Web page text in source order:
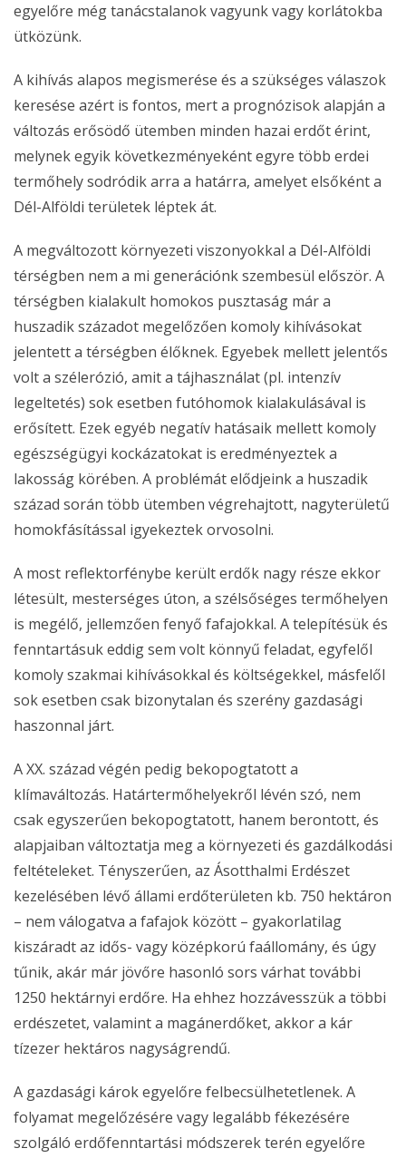
egyelőre még tanácstalanok vagyunk vagy korlátokba
ütközünk.
A kihívás alapos megismerése és a szükséges válaszok
keresése azért is fontos, mert a prognózisok alapján a
változás erősödő ütemben minden hazai erdőt érint,
melynek egyik következményeként egyre több erdei
termőhely sodródik arra a határra, amelyet elsőként a
Dél-Alföldi területek léptek át.
A megváltozott környezeti viszonyokkal a Dél-Alföldi
térségben nem a mi generációnk szembesül először. A
térségben kialakult homokos pusztaság már a
huszadik századot megelőzően komoly kihívásokat
jelentett a térségben élőknek. Egyebek mellett jelentős
volt a szélerózió, amit a tájhasználat (pl. intenzív
legeltetés) sok esetben futóhomok kialakulásával is
erősített. Ezek egyéb negatív hatásaik mellett komoly
egészségügyi kockázatokat is eredményeztek a
lakosság körében. A problémát elődjeink a huszadik
század során több ütemben végrehajtott, nagyterületű
homokfásítással igyekeztek orvosolni.
A most reflektorfénybe került erdők nagy része ekkor
létesült, mesterséges úton, a szélsőséges termőhelyen
is megélő, jellemzően fenyő fafajokkal. A telepítésük és
fenntartásuk eddig sem volt könnyű feladat, egyfelől
komoly szakmai kihívásokkal és költségekkel, másfelől
sok esetben csak bizonytalan és szerény gazdasági
haszonnal járt.
A XX. század végén pedig bekopogtatott a
klímaváltozás. Határtermőhelyekről lévén szó, nem
csak egyszerűen bekopogtatott, hanem berontott, és
alapjaiban változtatja meg a környezeti és gazdálkodási
feltételeket. Tényszerűen, az Ásotthalmi Erdészet
kezelésében lévő állami erdőterületen kb. 750 hektáron
– nem válogatva a fafajok között – gyakorlatilag
kiszáradt az idős- vagy középkorú faállomány, és úgy
tűnik, akár már jövőre hasonló sors várhat további
1250 hektárnyi erdőre. Ha ehhez hozzávesszük a többi
erdészetet, valamint a magánerdőket, akkor a kár
tízezer hektáros nagyságrendű.
A gazdasági károk egyelőre felbecsülhetetlenek. A
folyamat megelőzésére vagy legalább fékezésére
szolgáló erdőfenntartási módszerek terén egyelőre